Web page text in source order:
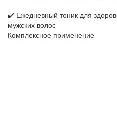
✔️ Ежедневный тоник для
мужских волос
Комплексное применение